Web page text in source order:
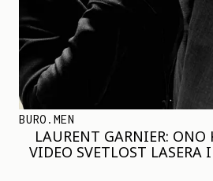
BURO.MEN
LAURENT GARNIER: ONO
VIDEO SVETLOST LASERA